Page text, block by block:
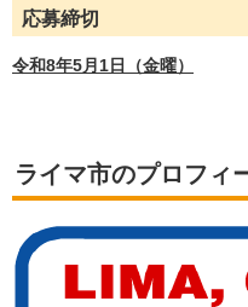
応募締切
令和8年5月1日（金曜）
ライマ市のプロフィ